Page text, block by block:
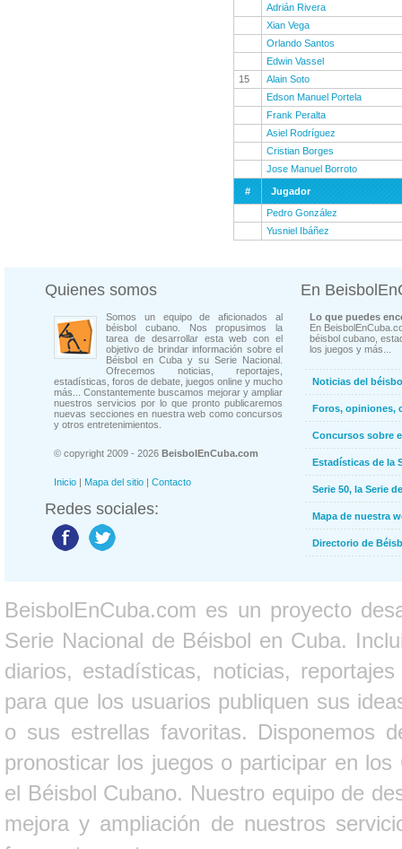
Adrián Rivera
Xian Vega
Orlando Santos
Edwin Vassel
15
Alain Soto
Edson Manuel Portela
Frank Peralta
Asiel Rodríguez
Cristian Borges
Jose Manuel Borroto
#
Jugador
Pedro González
Yusniel Ibáñez
Quienes somos
Somos un equipo de aficionados al
béisbol cubano. Nos propusimos la
tarea de desarrollar esta web con el
objetivo de brindar información sobre el
Béisbol en Cuba y su Serie Nacional.
Ofrecemos noticias, reportajes,
estadísticas, foros de debate, juegos online y mucho
más... Constantemente buscamos mejorar y ampliar
nuestros servicios por lo que pronto publicaremos
nuevas secciones en nuestra web como concursos
y otros entretenimientos.
© copyright 2009 - 2026 BeisbolEnCuba.com
Inicio | Mapa del sitio | Contacto
Redes sociales:
En
Lo que puedes
En
béisbol cubano,
los juegos y más...
Noticias del
Foros, opiniones,
Concursos sobre
Estadísticas de la
Serie 50, la Serie
Mapa de nuestra
Directorio de
BeisbolEnCuba.com es un proyecto
Serie Nacional de Béisbol en Cuba.
diarios, estadísticas, noticias,
para que los usuarios publiquen sus
o sus estrellas favoritas. Disponemos
pronosticar los juegos o participar en
el Béisbol Cubano. Nuestro equipo de
mejora y ampliación de nuestros